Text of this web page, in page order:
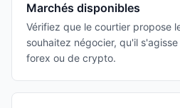
Marchés disponibles
Vérifiez que le courtier propose
souhaitez négocier, qu'il
forex ou de crypto.